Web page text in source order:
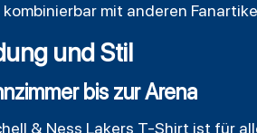
mit anderen
und Stil
bis zur Arena
& Ness Lakers T-Shirt ist für